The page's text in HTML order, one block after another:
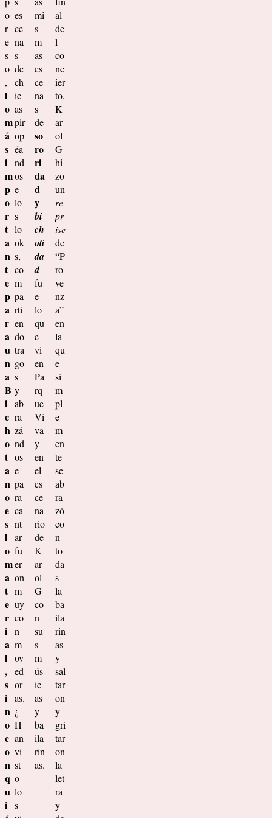
o
r
e
s
o
,
l
o
m
á
s
i
m
p
o
r
t
a
n
t
e
p
a
r
a
u
n
a
B
i
c
h
o
t
a
n
o
e
s
l
o
m
a
t
e
r
i
a
l
,
s
i
n
o
c
o
n
q
u
i
es
ce
na
s
de
ch
ic
as
pir
op
éa
nd
os
e
lo
s
lo
ok
s,
co
m
pa
rti
en
do
tra
go
s
y
ab
ra
zá
nd
os
e
pa
ra
ca
nt
ar
fu
er
on
m
uy
co
n
m
ov
ed
or
as.
¿
H
an
vi
st
o
lo
s
mi
s
m
as
es
ce
na
s
de
so
ro
ri
da
d
y
bi
ch
oti
da
d
fu
e
lo
qu
e
vi
en
Pa
rq
ue
Vi
va
y
en
el
es
ce
na
rio
de
K
ar
ol
G
co
n
su
s
m
ús
ic
as
y
ba
ila
rin
as.
al
de
l
co
nc
ier
to,
K
ar
ol
G
hi
zo
un
re
pr
ise
de
“P
ro
ve
nz
a”
en
la
qu
e
si
m
pl
e
m
en
te
se
ab
ra
zó
co
n
to
da
s
la
ba
ila
rin
as
y
sal
tar
on
y
gri
tar
on
la
let
ra
y